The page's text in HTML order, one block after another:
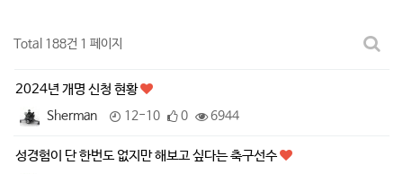
Total 188건 1 페이지
2024년 개명 신청 현황
Sherman 12-10 0 6944
성경험이 단 한번도 없지만 해보고 싶다는 축구선수